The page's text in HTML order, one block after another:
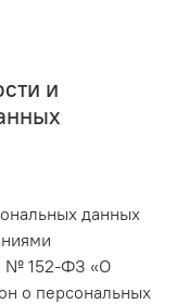
и
данных
№ 152-ФЗ «О
о персональных